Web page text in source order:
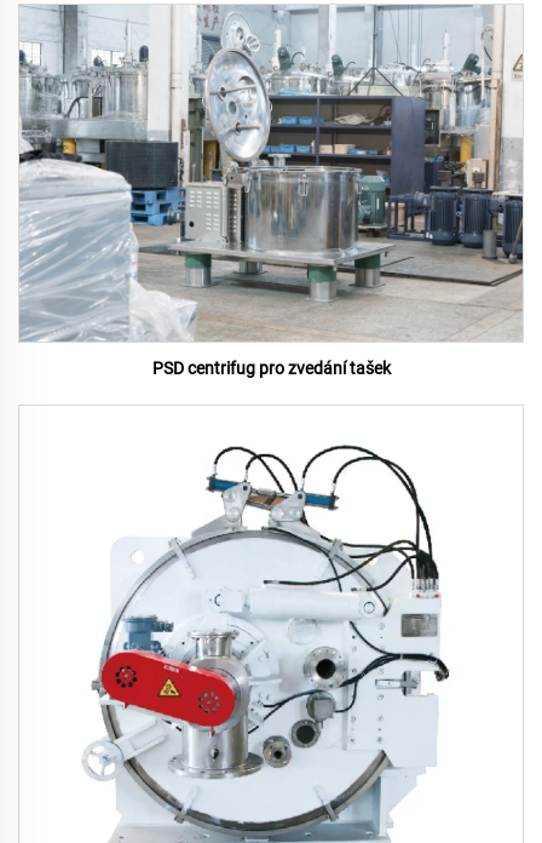
PSD centrifug pro zvedání tašek